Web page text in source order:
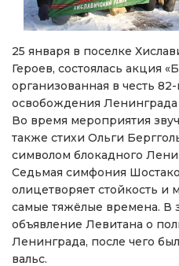
25 января в поселке
Героев, состоялась акция
организованная в честь
освобождения
Во время мероприятия
также стихи Ольги
символом блокадного
Седьмая симфония
олицетворяет стойкость и
самые тяжёлые времена. В
объявление Левитана о
Ленинграда, после чего
вальс.